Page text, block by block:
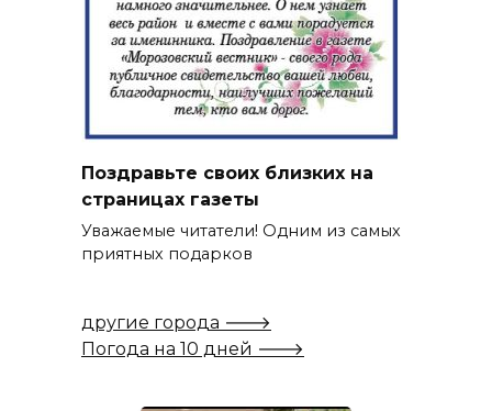
Поздравьте своих близких на
страницах газеты
Уважаемые читатели! Одним из самых
приятных подарков
другие города 🡒
Погода на 10 дней 🡒